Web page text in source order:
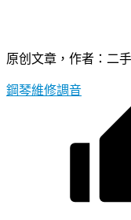
原创文章，作者：二
鋼琴維修調音